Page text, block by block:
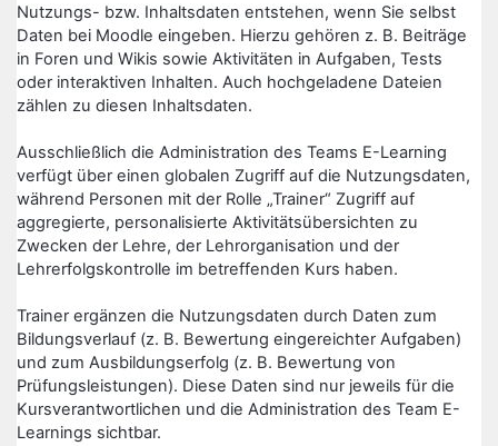
Nutzungs- bzw. Inhaltsdaten entstehen, wenn Sie selbst
Daten bei Moodle eingeben. Hierzu gehören z. B. Beiträge
in Foren und Wikis sowie Aktivitäten in Aufgaben, Tests
oder interaktiven Inhalten. Auch hochgeladene Dateien
zählen zu diesen Inhaltsdaten.
Ausschließlich die Administration des Teams E-Learning
verfügt über einen globalen Zugriff auf die Nutzungsdaten,
während Personen mit der Rolle „Trainer“ Zugriff auf
aggregierte, personalisierte Aktivitätsübersichten zu
Zwecken der Lehre, der Lehrorganisation und der
Lehrerfolgskontrolle im betreffenden Kurs haben.
Trainer ergänzen die Nutzungsdaten durch Daten zum
Bildungsverlauf (z. B. Bewertung eingereichter Aufgaben)
und zum Ausbildungserfolg (z. B. Bewertung von
Prüfungsleistungen). Diese Daten sind nur jeweils für die
Kursverantwortlichen und die Administration des Team E-
Learnings sichtbar.